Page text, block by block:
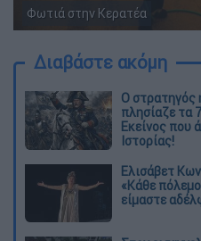
Φωτιά στην Κερατέα
Διαβάστε ακόμη
O στρατηγός
πλησίαζε τα
Εκείνος που
Ιστορίας!
Ελισάβετ
«Κάθε
είμαστε